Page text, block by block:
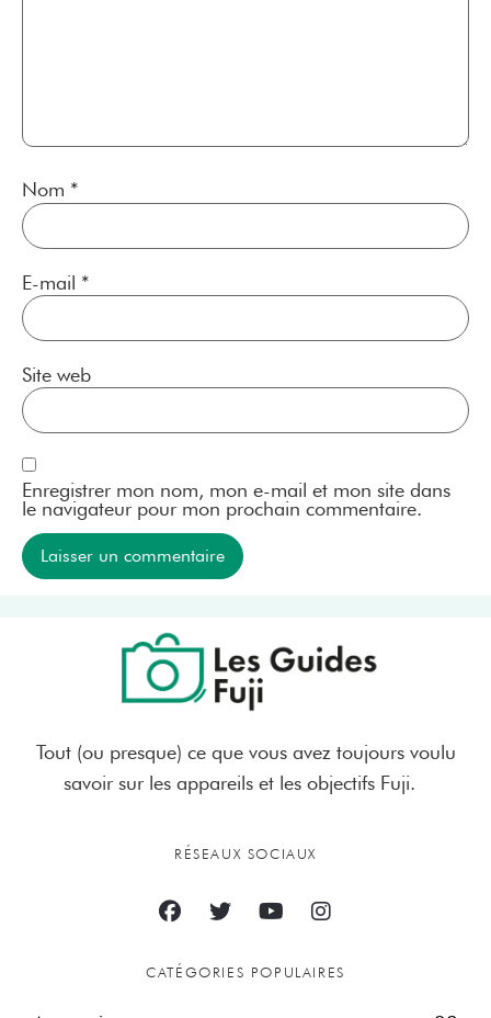
Nom *
E-mail *
Site web
Enregistrer mon nom, mon e-mail et mon site dans
le navigateur pour mon prochain commentaire.
Tout (ou presque) ce que vous avez toujours voulu
savoir sur les appareils et les objectifs Fuji.
RÉSEAUX SOCIAUX
CATÉGORIES POPULAIRES